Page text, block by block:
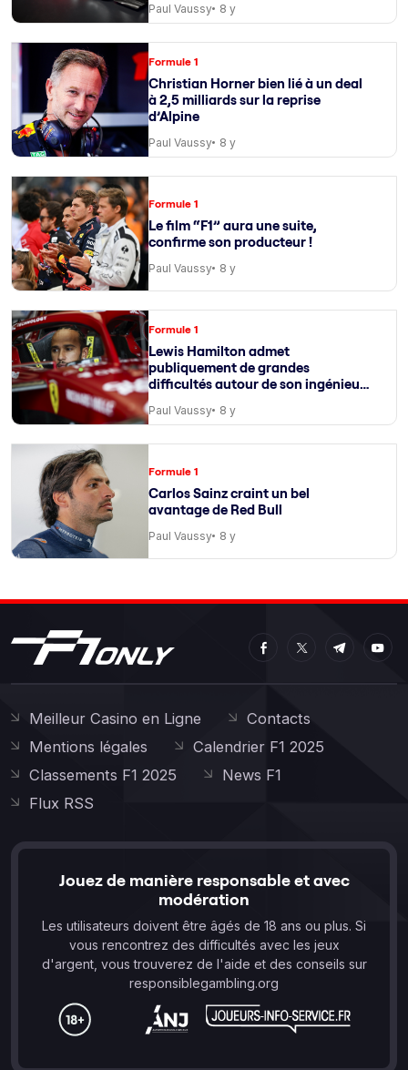
Paul Vaussy 8 y
Formule 1
Christian Horner bien lié à un deal
à 2,5 milliards sur la reprise
d’Alpine
Paul Vaussy 8 y
Formule 1
Le film “F1” aura une suite,
confirme son producteur !
Paul Vaussy 8 y
Formule 1
Lewis Hamilton admet
publiquement de grandes
difficultés autour de son ingénieur
Paul Vaussy 8 y
Formule 1
Carlos Sainz craint un bel
avantage de Red Bull
Paul Vaussy 8 y
Meilleur Casino en Ligne
Contacts
Mentions légales
Calendrier F1 2025
Classements F1 2025
News F1
Flux RSS
Jouez de manière responsable et avec
modération
Les utilisateurs doivent être âgés de 18 ans ou plus. Si
vous rencontrez des difficultés avec les jeux
d'argent, vous trouverez de l'aide et des conseils sur
responsiblegambling.org